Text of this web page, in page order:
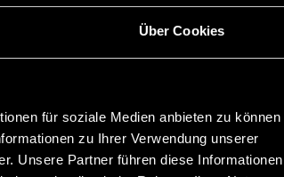
Über Cookies
für soziale Medien anbieten zu können
zu Ihrer Verwendung unserer
Unsere Partner führen diese Informationen
bestehender Private Client
Anwesenden insbesondere hinsichtlich
sensibilisieren, welche bei
an hinreichender Vorsorge und Planung
berät Kunden insbesondere im
sowie auch bei der Streitbeilegung im
Streitigkeiten im Bereich Stiftungen,